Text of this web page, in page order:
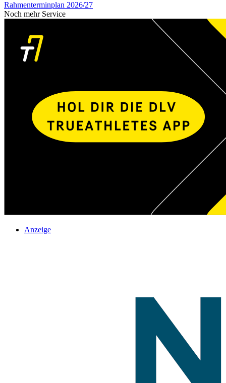
Rahmenterminplan 2026/27
Noch mehr Service
Anzeige